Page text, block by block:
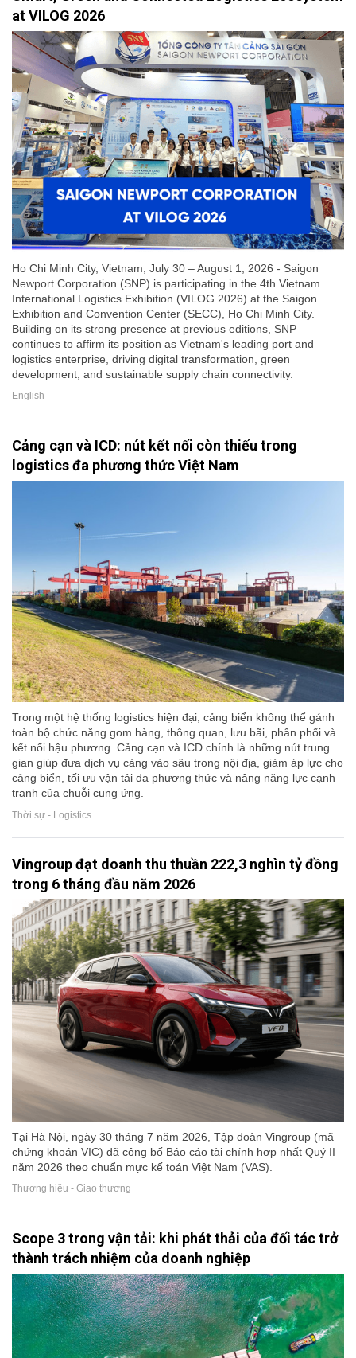
at VILOG 2026
Ho Chi Minh City, Vietnam, July 30 – August 1, 2026 - Saigon
Newport Corporation (SNP) is participating in the 4th Vietnam
International Logistics Exhibition (VILOG 2026) at the Saigon
Exhibition and Convention Center (SECC), Ho Chi Minh City.
Building on its strong presence at previous editions, SNP
continues to affirm its position as Vietnam's leading port and
logistics enterprise, driving digital transformation, green
development, and sustainable supply chain connectivity.
English
Cảng cạn và ICD: nút kết nối còn thiếu trong
logistics đa phương thức Việt Nam
Trong một hệ thống logistics hiện đại, cảng biển không thể gánh
toàn bộ chức năng gom hàng, thông quan, lưu bãi, phân phối và
kết nối hậu phương. Cảng cạn và ICD chính là những nút trung
gian giúp đưa dịch vụ cảng vào sâu trong nội địa, giảm áp lực cho
cảng biển, tối ưu vận tải đa phương thức và nâng năng lực cạnh
tranh của chuỗi cung ứng.
Thời sự - Logistics
Vingroup đạt doanh thu thuần 222,3 nghìn tỷ đồng
trong 6 tháng đầu năm 2026
Tại Hà Nội, ngày 30 tháng 7 năm 2026, Tập đoàn Vingroup (mã
chứng khoán VIC) đã công bố Báo cáo tài chính hợp nhất Quý II
năm 2026 theo chuẩn mực kế toán Việt Nam (VAS).
Thương hiệu - Giao thương
Scope 3 trong vận tải: khi phát thải của đối tác trở
thành trách nhiệm của doanh nghiệp